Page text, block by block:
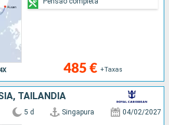
485 € +Taxas
TAILÂNDIA
5 d Singapura 04/02/2027